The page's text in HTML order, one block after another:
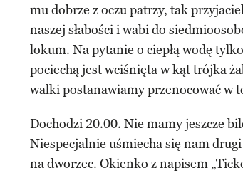
mu dobrze z oczu patrzy, tak
naszej słabości i wabi do
lokum. Na pytanie o ciepłą wodę
pociechą jest wciśnięta w kąt trójka
walki postanawiamy przenocować w
Dochodzi 20.00. Nie mamy jeszcze
Niespecjalnie uśmiecha się nam
na dworzec. Okienko z napisem